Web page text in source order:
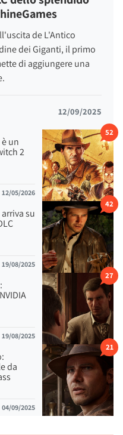
de L'Antico
dei Giganti, il primo
di aggiungere una
12/09/2025
un
2
12/05/2026
52
su
19/08/2025
42
19/08/2025
27
da
04/09/2025
21